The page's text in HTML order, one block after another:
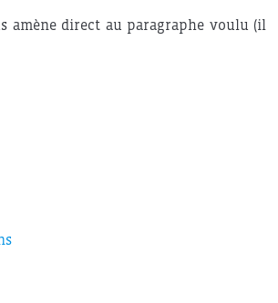
amène direct au paragraphe voulu (il